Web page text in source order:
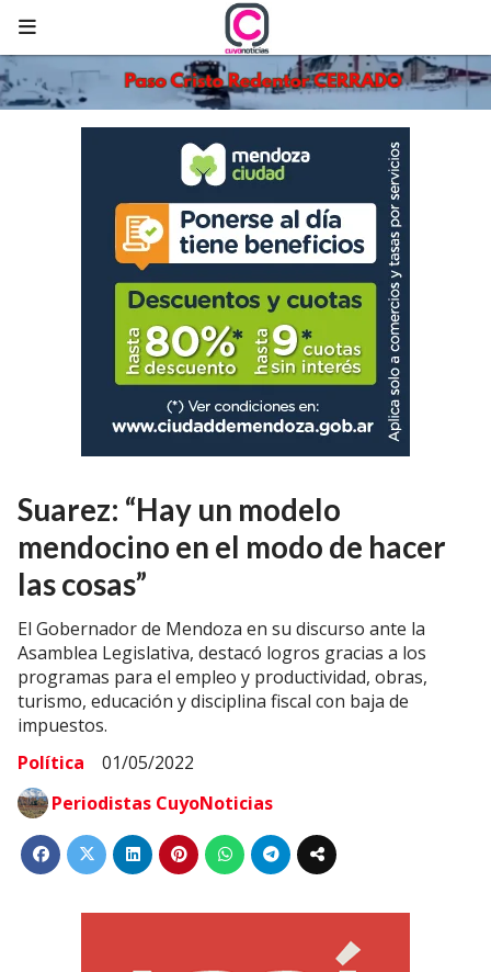
Suarez: “Hay un modelo
mendocino en el modo de hacer
las cosas”
El Gobernador de Mendoza en su discurso ante la
Asamblea Legislativa, destacó logros gracias a los
programas para el empleo y productividad, obras,
turismo, educación y disciplina fiscal con baja de
impuestos.
Política
01/05/2022
Periodistas CuyoNoticias